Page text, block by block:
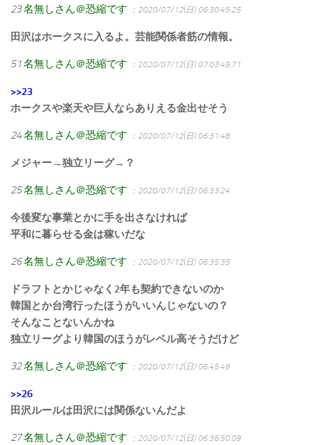
23名無しさん＠恐縮です ：2020/07/12(日) 06:30:45.25
田沢はホークスに入るよ。芸能関係者筋の情報。
51名無しさん＠恐縮です ：2020/07/12(日) 07:03:49.71
>>23
ホークスや楽天や巨人ならありえる金出せそう
24名無しさん＠恐縮です ：2020/07/12(日) 06:31:48
メジャー→独立リーグ→？
25名無しさん＠恐縮です ：2020/07/12(日) 06:33:24
今後変な事業とかに手を出さなければ
平和に暮らせる金は稼いだな
26名無しさん＠恐縮です ：2020/07/12(日) 06:35:35
ドラフトとかじゃなく2年も契約できないのか
韓国とか台湾行ったほうがいいんじゃないの？
そんなことないんかね
独立リーグより韓国のほうがレベル高そうだけど
32名無しさん＠恐縮です ：2020/07/12(日) 06:45:49
>>26
田沢ルールは田沢には関係ないんだよ
27名無しさん＠恐縮です ：2020/07/12(日) 06:36:50.09